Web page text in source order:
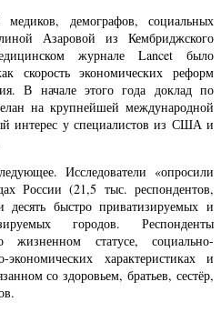
демографов, социальных
Азаровой из Кембриджского
журнале Lancet было
скорость экономических реформ
В начале этого года доклад по
на крупнейшей международной
интерес у специалистов из США и
Исследователи «опросили
России (21,5 тыс. респондентов,
быстро приватизируемых и
городов. Респонденты
статусе, социально-
характеристиках и
со здоровьем, братьев, сестёр,